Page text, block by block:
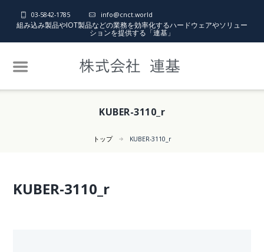
03-5842-1785 info@cnct.world
組み込み製品やIOT製品などの業務を効率化するハードウェアやソリュー
ションを提供する「連基」
KUBER-3110_r
トップ KUBER-3110_r
KUBER-3110_r